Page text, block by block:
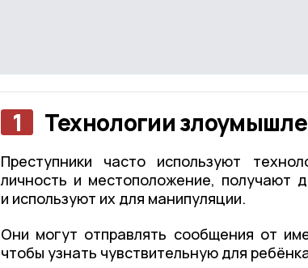
1 Технологии
Преступники часто используют
личность и местоположение, получают
и используют их для манипуляции.
Они могут отправлять сообщения от
чтобы узнать чувствительную для